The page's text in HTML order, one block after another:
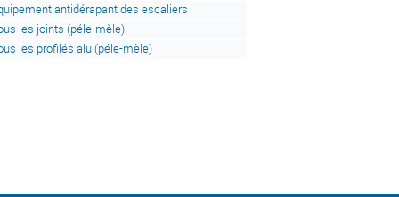
antidérapant des escaliers
les joints (péle-mèle)
les profilés alu (péle-mèle)